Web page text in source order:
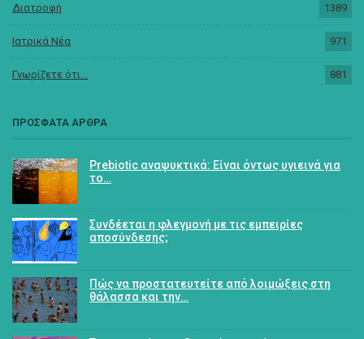
Διατροφή 1389
Ιατρικά Νέα 971
Γνωρίζετε ότι... 881
ΠΡΟΣΦΑΤΑ ΑΡΘΡΑ
Prebiotic αναψυκτικά: Είναι όντως υγιεινά για
το…
Συνδέεται η φλεγμονή με τις εμπειρίες
αποσύνδεσης;
Πώς να προστατευτείτε από λοιμώξεις στη
θάλασσα και την…